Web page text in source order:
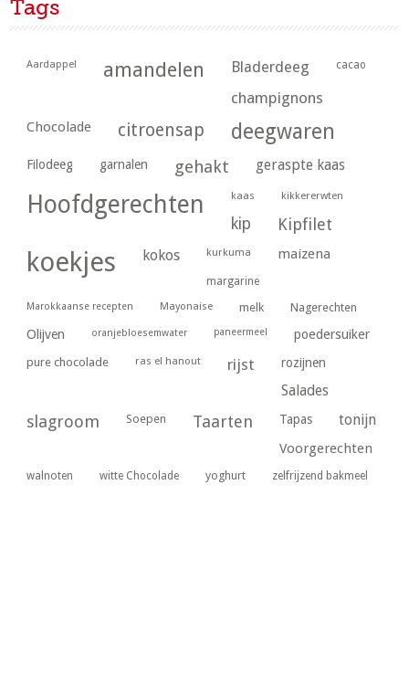
Tags
Aardappel amandelen Bladerdeeg cacao
champignons
Chocolade citroensap deegwaren
Filodeeg garnalen gehakt geraspte kaas
Hoofdgerechten kaas kikkererwten
kip Kipfilet
koekjes kokos kurkuma maizena
margarine
Marokkaanse recepten Mayonaise melk Nagerechten
Olijven oranjebloesemwater paneermeel poedersuiker
pure chocolade ras el hanout rijst rozijnen
Salades
slagroom Soepen Taarten Tapas tonijn
Voorgerechten
walnoten witte Chocolade yoghurt zelfrijzend bakmeel